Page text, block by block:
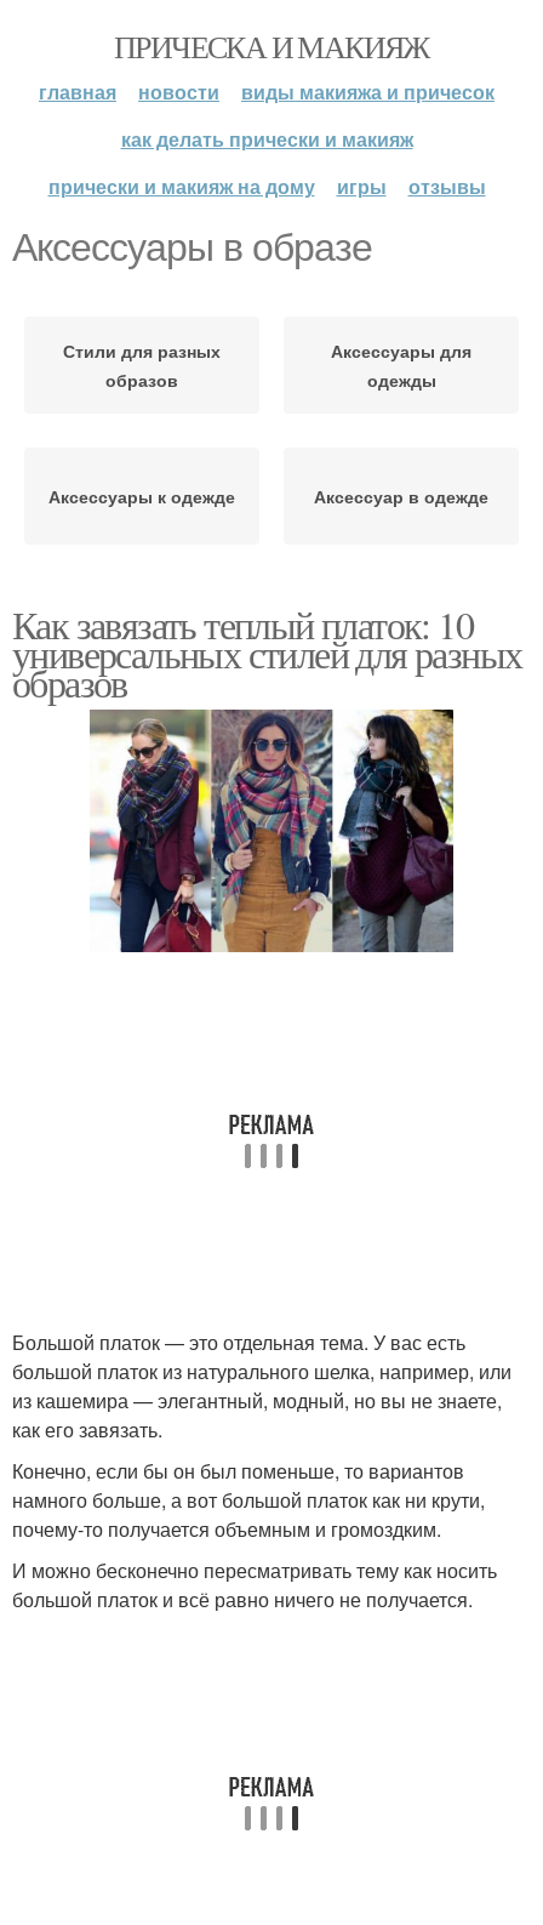
ПРИЧЕСКА И МАКИЯЖ
главная новости
виды макияжа и причесок
как делать прически и макияж
прически и макияж на дому
игры отзывы
Аксессуары в образе
Стили для разных
образов
Аксессуары для
одежды
Аксессуары к одежде Аксессуар в одежде
Как завязать теплый платок: 10
универсальных стилей для разных
образов
Большой платок — это отдельная тема. У вас есть
большой платок из натурального шелка, например, или
из кашемира — элегантный, модный, но вы не знаете,
как его завязать.
Конечно, если бы он был поменьше, то вариантов
намного больше, а вот большой платок как ни крути,
почему-то получается объемным и громоздким.
И можно бесконечно пересматривать тему как носить
большой платок и всё равно ничего не получается.